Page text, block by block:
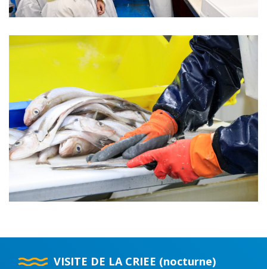
VISITE DE LA CRIEE (nocturne)